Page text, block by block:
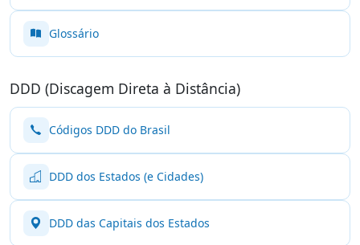
Glossário
DDD (Discagem Direta à Distância)
Códigos DDD do Brasil
DDD dos Estados (e Cidades)
DDD das Capitais dos Estados